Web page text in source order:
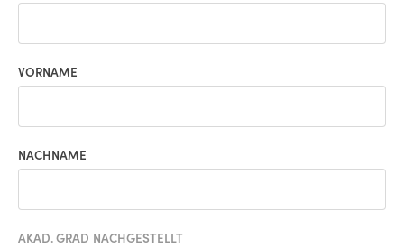
VORNAME
NACHNAME
AKAD. GRAD NACHGESTELLT